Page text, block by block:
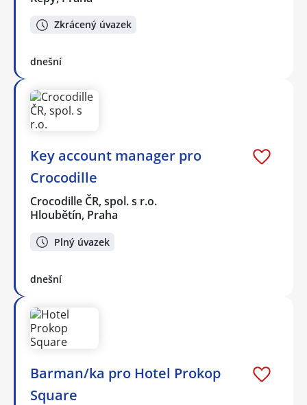
Zkrácený úvazek
dnešní
Key account manager pro
Crocodille
Crocodille ČR, spol. s r.o.
Hloubětín, Praha
Plný úvazek
dnešní
Barman/ka pro Hotel Prokop
Square